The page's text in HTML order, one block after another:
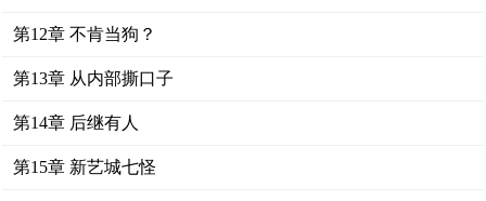
第12章 不肯当狗？
第13章 从内部撕口子
第14章 后继有人
第15章 新艺城七怪